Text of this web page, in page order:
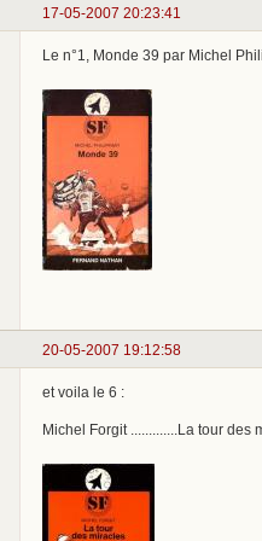
17-05-2007 20:23:41
Le n°1, Monde 39 par Michel
20-05-2007 19:12:58
et voila le 6 :
Michel Forgit .............La tour des